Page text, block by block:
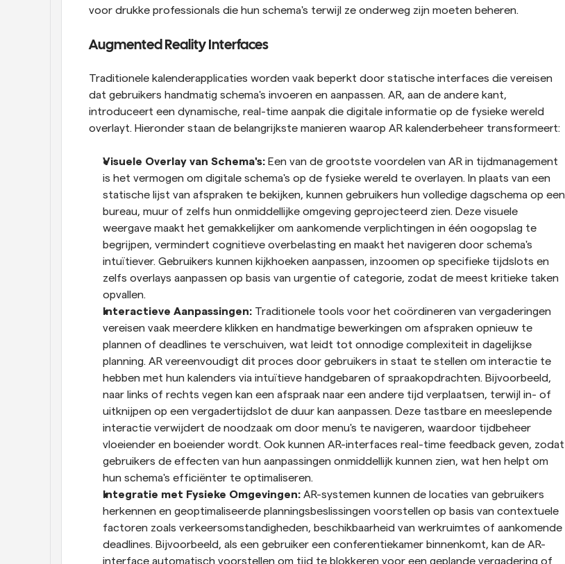
voor drukke professionals die hun schema's terwijl ze onderweg zijn moeten beheren.
Augmented Reality Interfaces
Traditionele kalenderapplicaties worden vaak beperkt door statische interfaces die vereisen
dat gebruikers handmatig schema's invoeren en aanpassen. AR, aan de andere kant,
introduceert een dynamische, real-time aanpak die digitale informatie op de fysieke wereld
overlayt. Hieronder staan de belangrijkste manieren waarop AR kalenderbeheer transformeert:
Visuele Overlay van Schema's: Een van de grootste voordelen van AR in tijdmanagement
is het vermogen om digitale schema's op de fysieke wereld te overlayen. In plaats van een
statische lijst van afspraken te bekijken, kunnen gebruikers hun volledige dagschema op een
bureau, muur of zelfs hun onmiddellijke omgeving geprojecteerd zien. Deze visuele
weergave maakt het gemakkelijker om aankomende verplichtingen in één oogopslag te
begrijpen, vermindert cognitieve overbelasting en maakt het navigeren door schema's
intuïtiever. Gebruikers kunnen kijkhoeken aanpassen, inzoomen op specifieke tijdslots en
zelfs overlays aanpassen op basis van urgentie of categorie, zodat de meest kritieke taken
opvallen.
Interactieve Aanpassingen: Traditionele tools voor het coördineren van vergaderingen
vereisen vaak meerdere klikken en handmatige bewerkingen om afspraken opnieuw te
plannen of deadlines te verschuiven, wat leidt tot onnodige complexiteit in dagelijkse
planning. AR vereenvoudigt dit proces door gebruikers in staat te stellen om interactie te
hebben met hun kalenders via intuïtieve handgebaren of spraakopdrachten. Bijvoorbeeld,
naar links of rechts vegen kan een afspraak naar een andere tijd verplaatsen, terwijl in- of
uitknijpen op een vergadertijdslot de duur kan aanpassen. Deze tastbare en meeslepende
interactie verwijdert de noodzaak om door menu's te navigeren, waardoor tijdbeheer
vloeiender en boeiender wordt. Ook kunnen AR-interfaces real-time feedback geven, zodat
gebruikers de effecten van hun aanpassingen onmiddellijk kunnen zien, wat hen helpt om
hun schema's efficiënter te optimaliseren.
Integratie met Fysieke Omgevingen: AR-systemen kunnen de locaties van gebruikers
herkennen en geoptimaliseerde planningsbeslissingen voorstellen op basis van contextuele
factoren zoals verkeersomstandigheden, beschikbaarheid van werkruimtes of aankomende
deadlines. Bijvoorbeeld, als een gebruiker een conferentiekamer binnenkomt, kan de AR-
interface automatisch voorstellen om tijd te blokkeren voor een geplande vergadering of